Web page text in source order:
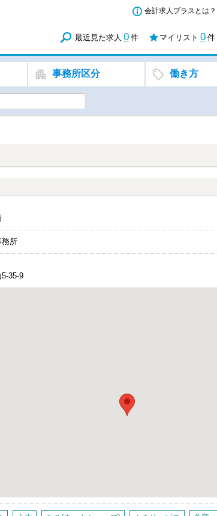
会計求人プラスとは？
最近見た求人 0 件 マイリスト 0 件
事務所区分 働き方
務所
35-9